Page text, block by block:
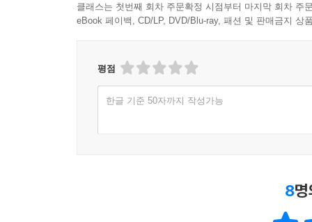
클래스는 첫번째 회차 주문확정 시점부터 마지막 회차 주
eBook 페이백, CD/LP, DVD/Blu-ray, 패션 및 판매금지 상
평점
한글 기준 50자까지 작성가능
8